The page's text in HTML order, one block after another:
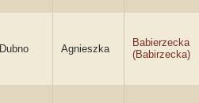
Dubno Agnieszka
Babierzecka
(Babirzecka)